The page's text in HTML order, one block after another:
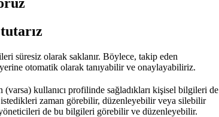
süresiz olarak saklanır. Böylece, takip eden
otomatik olarak tanıyabilir ve onaylayabiliriz.
(varsa) kullanıcı profilinde sağladıkları kişisel bilgileri de
zaman görebilir, düzenleyebilir veya silebilir
de bu bilgileri görebilir ve düzenleyebilir.